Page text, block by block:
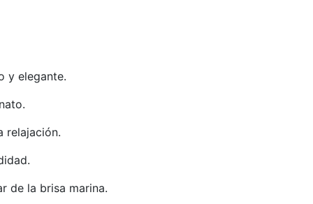
y elegante.
relajación.
de la brisa marina.